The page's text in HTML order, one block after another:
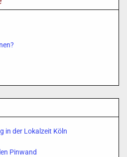
in der Lokalzeit Köln
Pinwand